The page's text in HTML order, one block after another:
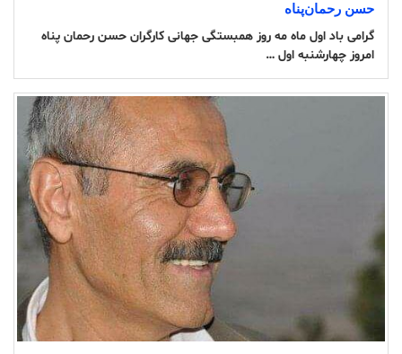
حسن رحمان‌پناە
گرامی باد اول ماه مە روز همبستگی جهانی کارگران حسن رحمان پناە
امروز چهارشنبە اول …